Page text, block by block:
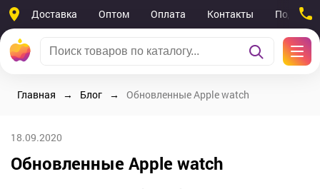
Доставка Оптом Оплата Контакты
Главная Блог Обновленные Apple watch
18.09.2020
Обновленные Apple watch